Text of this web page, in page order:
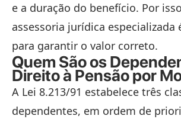
e a duração do benefício. Por
assessoria jurídica especializada
para garantir o valor correto.
Quem São os
Direito à Pensão por
A Lei 8.213/91 estabelece três
dependentes, em ordem de